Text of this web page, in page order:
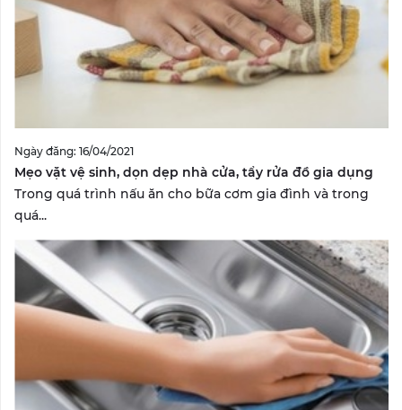
Ngày đăng: 16/04/2021
Mẹo vặt vệ sinh, dọn dẹp nhà cửa, tẩy rửa đồ gia dụng
Trong quá trình nấu ăn cho bữa cơm gia đình và trong
quá...